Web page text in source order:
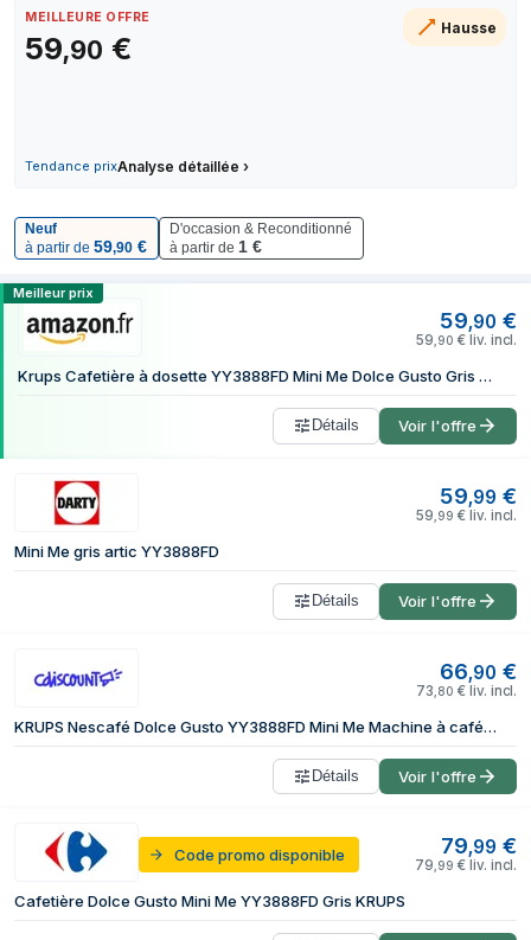
MEILLEURE OFFRE
59,90 €
Hausse
Tendance prixAnalyse détaillée ›
9 juillet 2026
13 juillet 2026
27 juillet 2026
Neuf
à partir de 59,90 €
D'occasion & Reconditionné
à partir de 1 €
Comparer les prix de Krups NESCAFÉ
Meilleur prix
59,90 €
59 90 € liv. incl.
Krups Cafetière à dosette YY3888FD Mini Me Dolce Gusto Gris artic
Détails Voir l'offre
59,99 €
59 99 € liv. incl.
Mini Me gris artic YY3888FD
Détails Voir l'offre
66,90 €
73 80 € liv. incl.
KRUPS Nescafé Dolce Gusto YY3888FD Mini Me Machine à café expresso Pression 15 bars Curseur de dosage Cafetière dosettes Gris
Détails Voir l'offre
Code promo disponible 79,99 €
79 99 € liv. incl.
Cafetière Dolce Gusto Mini Me YY3888FD Gris KRUPS